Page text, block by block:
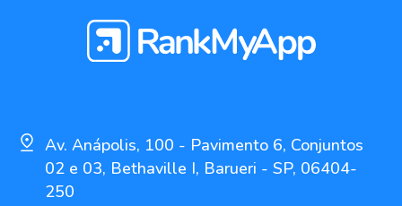
Av. Anápolis, 100 - Pavimento 6, Conjuntos
02 e 03, Bethaville I, Barueri - SP, 06404-
250